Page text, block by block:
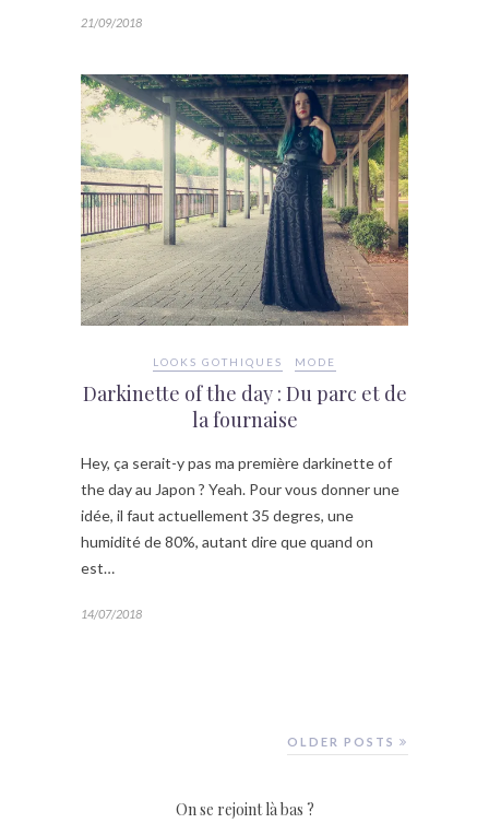
21/09/2018
LOOKS GOTHIQUES MODE
Darkinette of the day : Du parc et de
la fournaise
Hey, ça serait-y pas ma première darkinette of
the day au Japon ? Yeah. Pour vous donner une
idée, il faut actuellement 35 degres, une
humidité de 80%, autant dire que quand on
est…
14/07/2018
OLDER POSTS
On se rejoint là bas ?